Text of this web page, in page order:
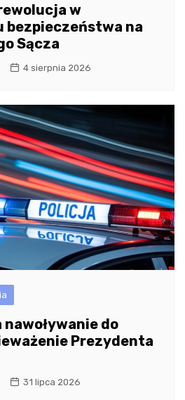
w
bezpieczeństwa na
Sącza
4 sierpnia 2026
do
Prezydenta
31 lipca 2026